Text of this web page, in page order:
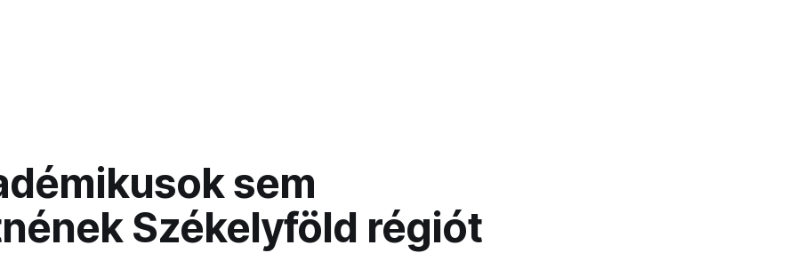
sem
Székelyföld régiót